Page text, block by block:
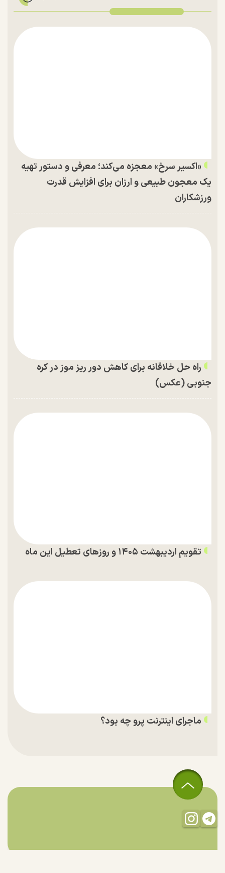
«اکسیر سرخ» معجزه می‌کند؛ معرفی و دستور تهیه
یک معجون طبیعی و ارزان برای افزایش قدرت
ورزشکاران
راه حل خلاقانه برای کاهش دور ریز موز در کره
جنوبی (عکس)
تقویم اردیبهشت ۱۴۰۵ و روز‌های تعطیل این ماه
ماجرای اینترنت پرو چه بود؟